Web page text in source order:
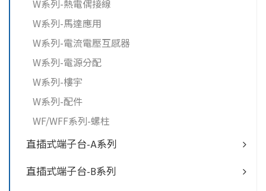
W系列-熱電偶接線
W系列-馬達應用
W系列-電流電壓互感器
W系列-電源分配
W系列-樓宇
W系列-配件
WF/WFF系列-螺柱
直插式端子台-A系列
直插式端子台-B系列